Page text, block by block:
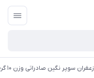
زعفران سوپر نگین صادراتی وزن ۱۰ گرم